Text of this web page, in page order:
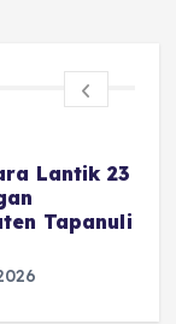
Lantik 23
Tapanuli